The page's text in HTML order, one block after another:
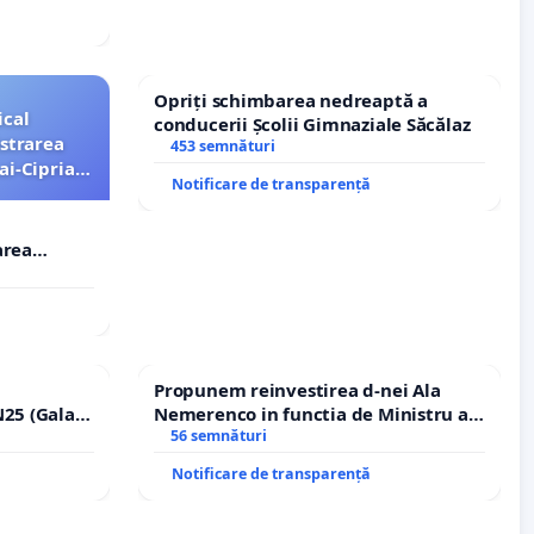
Ciprian
Opriți schimbarea nedreaptă a
conducerii Școlii Gimnaziale Săcălaz
453 semnături
Notificare de transparență
(Galați
Propunem reinvestirea d-nei Ala
Nemerenco in functia de Ministru al
Sanatatii
56 semnături
Notificare de transparență